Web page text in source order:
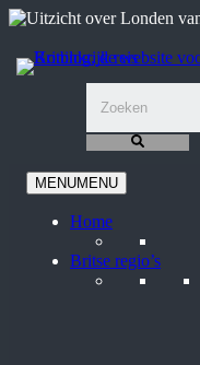
Ga
de
inhoud
MENUMENU
Home
Britse regio’s